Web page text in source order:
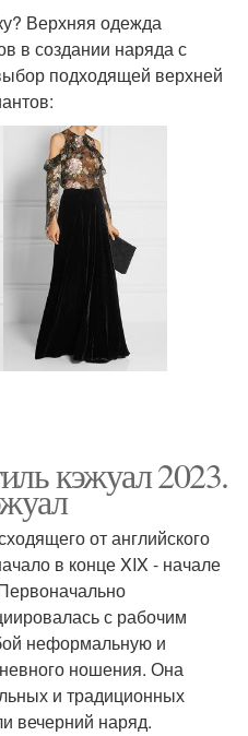
Верхняя одежда
в создании наряда с
подходящей верхней
кэжуал 2023.
от английского
в конце XIX - начале
с рабочим
неформальную и
ношения. Она
и традиционных
вечерний наряд.